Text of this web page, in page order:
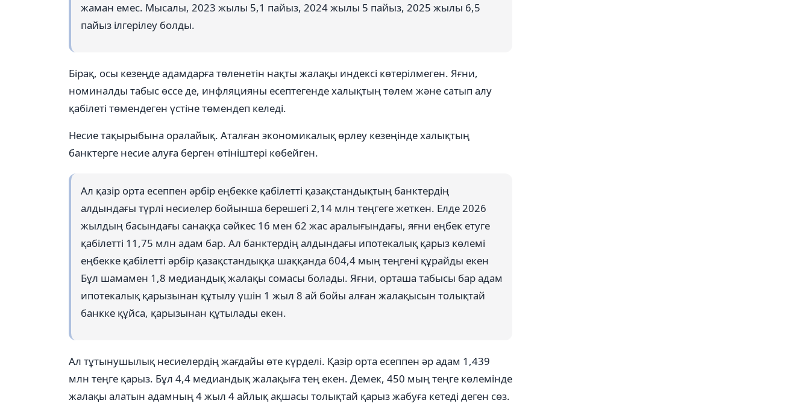
жаман емес. Мысалы, 2023 жылы 5,1 пайыз, 2024 жылы 5 пайыз, 2025 жылы 6,5
пайыз ілгерілеу болды.
Бірақ, осы кезеңде адамдарға төленетін нақты жалақы индексі көтерілмеген. Яғни,
номиналды табыс өссе де, инфляцияны есептегенде халықтың төлем және сатып алу
қабілеті төмендеген үстіне төмендеп келеді.
Несие тақырыбына оралайық. Аталған экономикалық өрлеу кезеңінде халықтың
банктерге несие алуға берген өтініштері көбейген.
Ал қазір орта есеппен әрбір еңбекке қабілетті қазақстандықтың банктердің
алдындағы түрлі несиелер бойынша берешегі 2,14 млн теңгеге жеткен. Елде 2026
жылдың басындағы санаққа сәйкес 16 мен 62 жас аралығындағы, яғни еңбек етуге
қабілетті 11,75 млн адам бар. Ал банктердің алдындағы ипотекалық қарыз көлемі
еңбекке қабілетті әрбір қазақстандыққа шаққанда 604,4 мың теңгені құрайды екен
Бұл шамамен 1,8 медиандық жалақы сомасы болады. Яғни, орташа табысы бар адам
ипотекалық қарызынан құтылу үшін 1 жыл 8 ай бойы алған жалақысын толықтай
банкке құйса, қарызынан құтылады екен.
Ал тұтынушылық несиелердің жағдайы өте күрделі. Қазір орта есеппен әр адам 1,439
млн теңге қарыз. Бұл 4,4 медиандық жалақыға тең екен. Демек, 450 мың теңге көлемінде
жалақы алатын адамның 4 жыл 4 айлық ақшасы толықтай қарыз жабуға кетеді деген сөз.